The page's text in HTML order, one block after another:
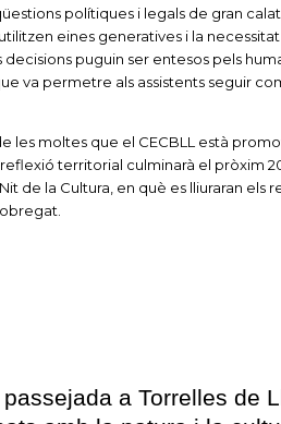
polítiques i legals de gran
eines generatives i la
puguin ser entesos pels
va permetre als assistents seguir
les moltes que el CECBLL està
territorial culminarà el pròxim
de la Cultura, en què es lliuraran
a Torrelles de